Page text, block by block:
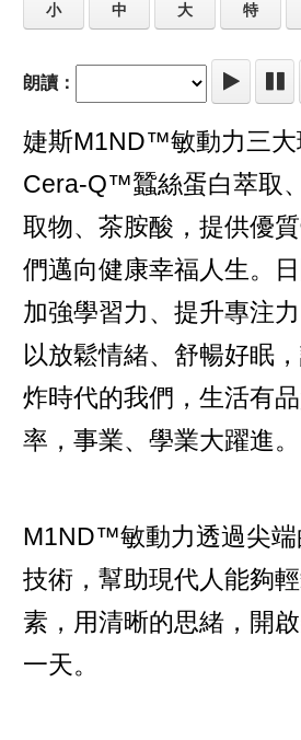
小 中 大 特
朗讀：
婕斯M1ND™敏動力三大
Cera-Q™蠶絲蛋白萃取
取物、茶胺酸，提供優
們邁向健康幸福人生。
加強學習力、提升專注
以放鬆情緒、舒暢好眠
炸時代的我們，生活有
率，事業、學業大躍進。
M1ND™敏動力透過尖端
技術，幫助現代人能夠
素，用清晰的思緒，開
一天。